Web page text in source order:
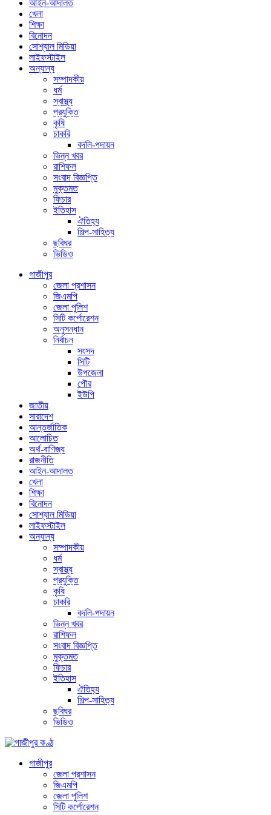
আইন-আদালত
খেলা
শিক্ষা
বিনোদন
সোশ্যাল মিডিয়া
লাইফস্টাইল
অন্যান্য
সম্পাদকীয়
ধর্ম
স্বাস্থ্য
প্রযুক্তি
কৃষি
চাকরি
বদলি-পদায়ন
ভিন্ন খবর
রাশিফল
সংবাদ বিজ্ঞপ্তি
মুক্তমত
ফিচার
ইতিহাস
ঐতিহ্য
শিল্প-সাহিত্য
ছবিঘর
ভিডিও
গাজীপুর
জেলা প্রশাসন
জিএমপি
জেলা পুলিশ
সিটি কর্পোরেশন
অনুসন্ধান
নির্বাচন
সংসদ
সিটি
উপজেলা
পৌর
ইউপি
জাতীয়
সারাদেশ
আন্তর্জাতিক
আলোচিত
অর্থ-বাণিজ্য
রাজনীতি
আইন-আদালত
খেলা
শিক্ষা
বিনোদন
সোশ্যাল মিডিয়া
লাইফস্টাইল
অন্যান্য
সম্পাদকীয়
ধর্ম
স্বাস্থ্য
প্রযুক্তি
কৃষি
চাকরি
বদলি-পদায়ন
ভিন্ন খবর
রাশিফল
সংবাদ বিজ্ঞপ্তি
মুক্তমত
ফিচার
ইতিহাস
ঐতিহ্য
শিল্প-সাহিত্য
ছবিঘর
ভিডিও
গাজীপুর
জেলা প্রশাসন
জিএমপি
জেলা পুলিশ
সিটি কর্পোরেশন